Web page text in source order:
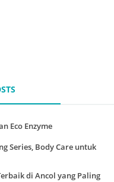
Eco Enzyme
Series, Body Care untuk
di Ancol yang Paling